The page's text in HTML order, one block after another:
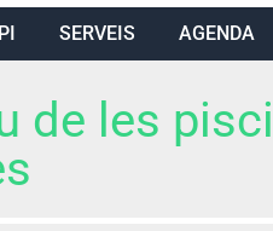
SERVEIS AGENDA
de les